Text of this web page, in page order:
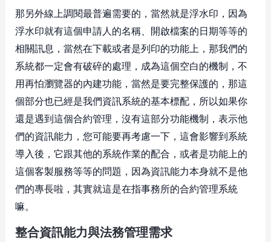
那另外線上調閱最普遍需要的，當然就是浮水印，因為
浮水印就有這個申請人的名稱、開啟檔案的日期等等的
相關訊息，當然在下載或者是列印的功能上，那我們的
系統都一定會有破碎的處理，成為這個空白的機制，不
用再怕瀏覽器的內建功能，當然是要完整保護的，那這
個部分也已經是我們資訊系統的基本標配，所以如果你
還是遇到這個合約管理，沒有這部分功能機制，表示他
們的資訊能力，您可能要再考慮一下，這會影響到系統
導入後，它跟其他的系統作業的配合，或者是功能上的
這個客製服務等等的問題，因為資訊能力本身就不是他
們的專長啦，其實就這是在指事務所的合約管理系統
嘛。
整合資訊能力與法務管理需求